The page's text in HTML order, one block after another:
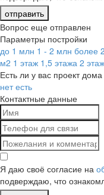
отправить
Вопрос еще отправлен
Параметры постройки
до 1 млн 1 - 2 млн более
м2 1 этаж 1,5 этажа 2
Есть ли у вас проект дома
нет есть
Контактные данные
Я даю своё согласие на
подверждаю, что